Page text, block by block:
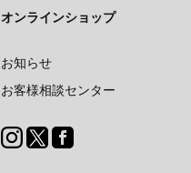
オンラインショップ
お知らせ
お客様相談センター